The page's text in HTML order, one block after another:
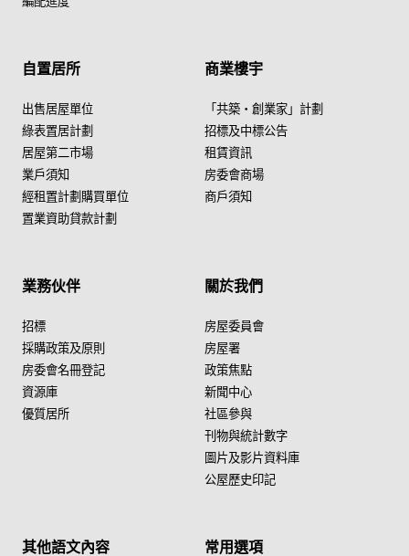
自置居所
出售居屋單位
綠表置居計劃
居屋第二市場
業戶須知
經租置計劃購買單位
置業資助貸款計劃
商業樓宇
「共築・創業家」計劃
招標及中標公告
租賃資訊
房委會商場
商戶須知
業務伙伴
招標
採購政策及原則
房委會名冊登記
資源庫
優質居所
關於我們
房屋委員會
房屋署
政策焦點
新聞中心
社區參與
刊物與統計數字
圖片及影片資料庫
公屋歷史印記
其他語文內容 常用選項